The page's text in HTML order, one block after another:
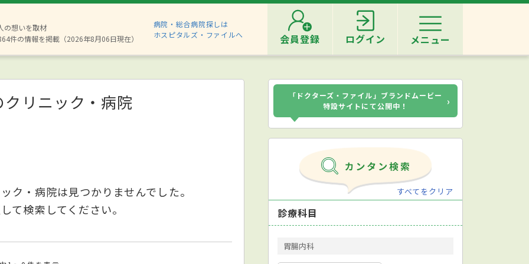
の想いを取材
件の情報を掲載（2026年8月06日現在）
病院・総合病院探しは
ホスピタルズ・ファイルへ
会員登録 ログイン メニュー
クリニック・病院
ク・病院は見つかりませんでした。
て検索してください。
「ドクターズ・ファイル」ブランドムービー
特設サイトにて公開中！
›
すべてをクリア
診療科目
胃腸内科